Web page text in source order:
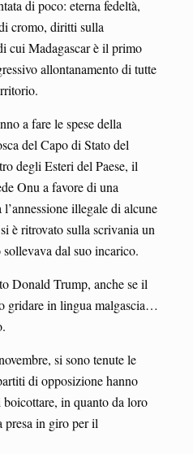
di poco: eterna fedeltà,
cromo, diritti sulla
cui Madagascar è il primo
allontanamento di tutte
a fare le spese della
del Capo di Stato del
degli Esteri del Paese, il
Onu a favore di una
illegale di alcune
è ritrovato sulla scrivania un
dal suo incarico.
Donald Trump, anche se il
gridare in lingua malgascia…
si sono tenute le
di opposizione hanno
in quanto da loro
presa in giro per il